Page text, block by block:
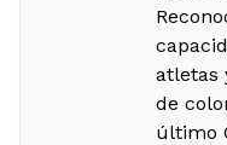
atletas
de
último